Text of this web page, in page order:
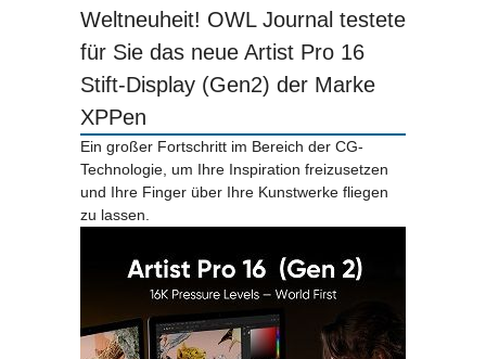
Weltneuheit! OWL Journal testete
für Sie das neue Artist Pro 16
Stift-Display (Gen2) der Marke
XPPen
Ein großer Fortschritt im Bereich der CG-
Technologie, um Ihre Inspiration freizusetzen
und Ihre Finger über Ihre Kunstwerke fliegen
zu lassen.